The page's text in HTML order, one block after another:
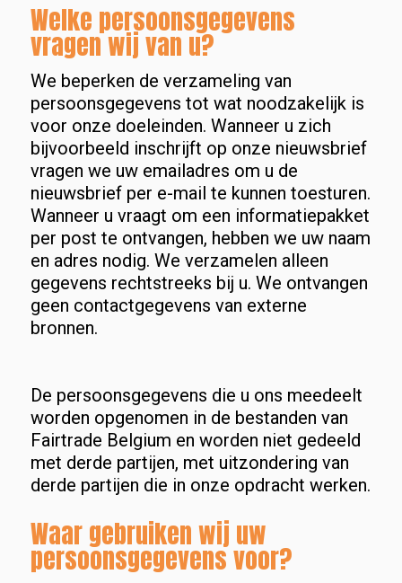
Welke persoonsgegevens
vragen wij van u?
We beperken de verzameling van
persoonsgegevens tot wat noodzakelijk is
voor onze doeleinden. Wanneer u zich
bijvoorbeeld inschrijft op onze nieuwsbrief
vragen we uw emailadres om u de
nieuwsbrief per e-mail te kunnen toesturen.
Wanneer u vraagt om een informatiepakket
per post te ontvangen, hebben we uw naam
en adres nodig. We verzamelen alleen
gegevens rechtstreeks bij u. We ontvangen
geen contactgegevens van externe
bronnen.
De persoonsgegevens die u ons meedeelt
worden opgenomen in de bestanden van
Fairtrade Belgium en worden niet gedeeld
met derde partijen, met uitzondering van
derde partijen die in onze opdracht werken.
Waar gebruiken wij uw
persoonsgegevens voor?